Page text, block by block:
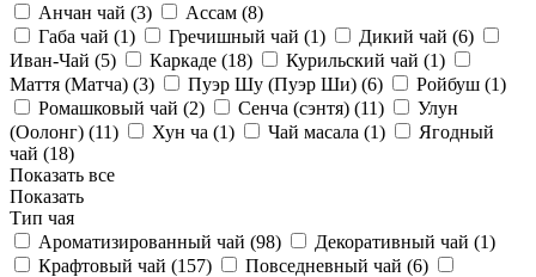
Анчан чай (3) Ассам (8)
Габа чай (1) Гречишный чай (1) Дикий чай (6)
Иван-Чай (5) Каркаде (18) Курильский чай (1)
Маття (Матча) (3) Пуэр Шу (Пуэр Ши) (6) Ройбуш (1)
Ромашковый чай (2) Сенча (сэнтя) (11)
Улун
(Оолонг) (11) Хун ча (1) Чай масала (1)
Ягодный
чай (18)
Показать все
Показать
Тип чая
Ароматизированный чай (98) Декоративный чай (1)
Крафтовый чай (157) Повседневный чай (6)